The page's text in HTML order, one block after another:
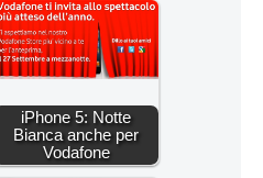
iPhone 5: Notte
Bianca anche per
Vodafone